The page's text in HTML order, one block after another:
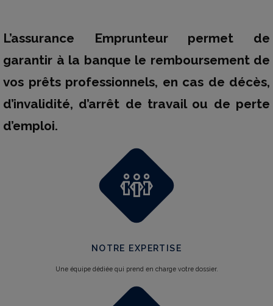
L’assurance Emprunteur permet de
garantir à la banque le remboursement de
vos prêts professionnels, en cas de décès,
d’invalidité, d’arrêt de travail ou de perte
d’emploi.
NOTRE EXPERTISE
Une équipe dédiée qui prend en charge votre dossier.